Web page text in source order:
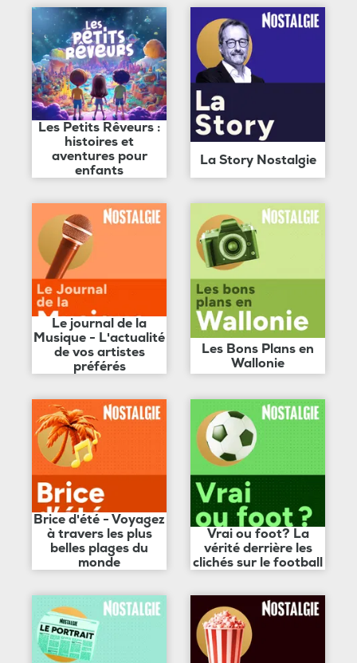
Les Petits Rêveurs :
histoires et
aventures pour
enfants
La Story Nostalgie
Le journal de la
Musique - L'actualité
de vos artistes
préférés
Les Bons Plans en
Wallonie
Brice d'été - Voyagez
à travers les plus
belles plages du
monde
Vrai ou foot? La
vérité derrière les
clichés sur le football